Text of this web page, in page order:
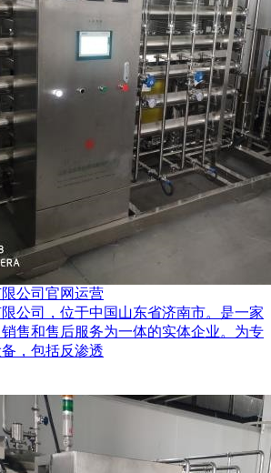
公司官网运营
公司，位于中国山东省济南市。是一家
售和售后服务为一体的实体企业。为专
，包括反渗透